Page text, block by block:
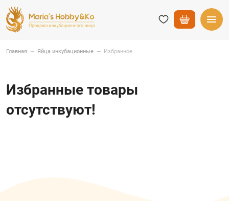
Главная — Яйца инкубационные — Избранное
Избранные товары
отсутствуют!